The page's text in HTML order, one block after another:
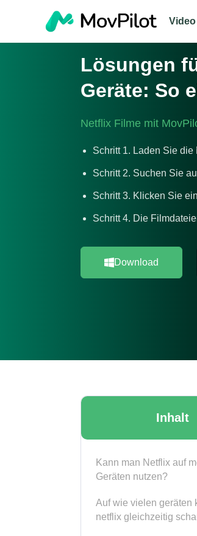
Video
Lösungen
Geräte: So
Netflix Filme mit
Schritt 1. Laden Sie die
Schritt 2. Suchen Sie
Schritt 3. Klicken Sie
Schritt 4. Die
Download
Inhalt
Kann man Netflix auf
Geräten nutzen?
Auf wie vielen geräten
netflix gleichzeitig